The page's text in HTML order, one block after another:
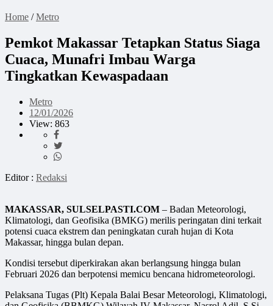
Home /Metro
Pemkot Makassar Tetapkan Status Siaga
Cuaca, Munafri Imbau Warga
Tingkatkan Kewaspadaan
Metro
12/01/2026
View: 863
Editor : Redaksi
MAKASSAR, SULSELPASTI.COM – Badan Meteorologi,
Klimatologi, dan Geofisika (BMKG) merilis peringatan dini terkait
potensi cuaca ekstrem dan peningkatan curah hujan di Kota
Makassar, hingga bulan depan.
Kondisi tersebut diperkirakan akan berlangsung hingga bulan
Februari 2026 dan berpotensi memicu bencana hidrometeorologi.
Pelaksana Tugas (Plt) Kepala Balai Besar Meteorologi, Klimatologi,